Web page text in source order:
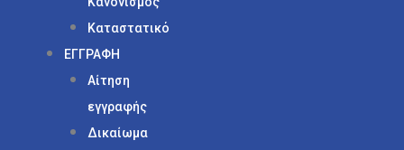
Καταστατικό
ΕΓΓΡΑΦΗ
Αίτηση
εγγραφής
Δικαίωμα